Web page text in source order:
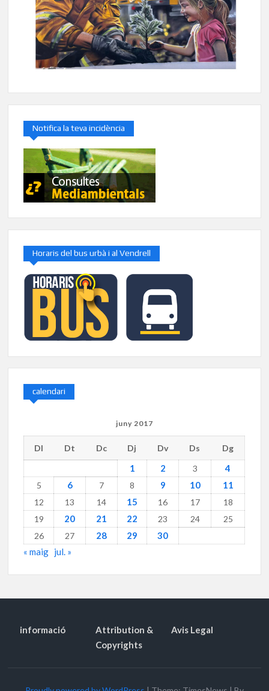
Notifica la teva incidència
Horaris del bus urbà i al Vendrell
calendari
juny 2017
Dl Dt Dc Dj Dv Ds Dg
1 2 3 4
5 6 7 8 9 10 11
12 13 14 15 16 17
18
19
20 21 22 23 24
25
26
27 28 29
30
« maig jul. »
informació
Attribution &
Copyrights
Avis Legal